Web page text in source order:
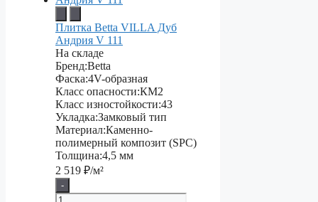
Плитка Betta VILLA Дуб
Андрия V 111
На складе
Бренд:Betta
Фаска:4V-образная
Класс опасности:КМ2
Класс изностойкости:43
Укладка:Замковый тип
Материал:Каменно-
полимерный композит (SPC)
Толщина:4,5 мм
2 519 ₽/м²
-